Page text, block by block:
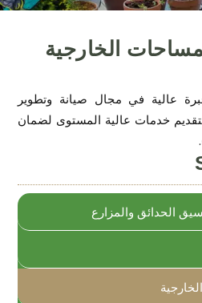
الخارجية
عالية في مجال صيانة وتطوير
خدمات عالية المستوى لضمان
الحدائق والمزارع